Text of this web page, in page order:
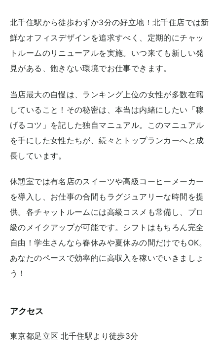
北千住駅から徒歩わずか3分の好立地！北千住店では新
鮮なオフィスデザインを追求すべく、定期的にチャッ
トルームのリニューアルを実施。いつ来ても新しい発
見がある、飽きない環境でお仕事できます。
当店最大の自慢は、ランキング上位の女性が多数在籍
していること！その秘密は、本当は内緒にしたい「稼
げるコツ」を記した独自マニュアル。このマニュアル
を手にした女性たちが、続々とトップランカーへと成
長しています。
休憩室では有名店のスイーツや高級コーヒーメーカー
を導入し、お仕事の合間もラグジュアリーな時間を提
供。各チャットルームには高級コスメも常備し、プロ
級のメイクアップが可能です。シフトはもちろん完全
自由！学生さんなら春休みや夏休みの間だけでもOK。
あなたのペースで効率的に高収入を稼いでいきましょ
う！
アクセス
東京都足立区 北千住駅より徒歩3分